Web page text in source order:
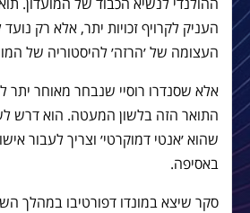
העניק לקרויף זכויות יתר, אלא רק
העצומה של ׳הרזה׳ להיסטוריה של
אלא שסנדרו רוסיי שנבחר מאוחר יתר
התואר הזה בלשון המעטה. הוא דרש
שהוא ׳אנטי דמוקרטי׳ וצריך לעבור
באסיפה.
סקר שיצא במונדו דפורטיבו במהלך